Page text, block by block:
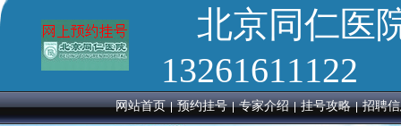
北京同仁医
13261611122
网站首页 预约挂号 专家介绍 挂号攻略 招聘